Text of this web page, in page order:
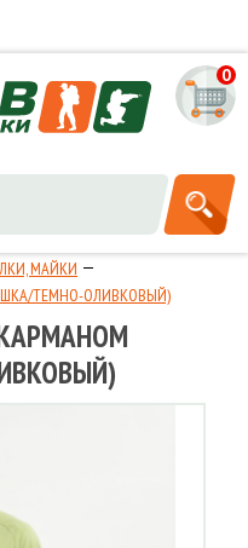
0
МАЙКИ
ТЕМНО-ОЛИВКОВЫЙ)